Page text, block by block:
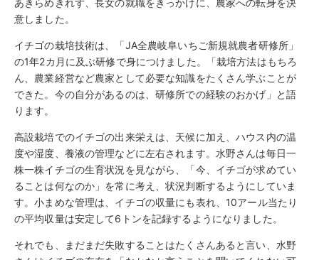
意しました。
イチゴの栽培技術は、「JA全農岐阜いちご新規就農者研修所」
の1年2カ月に及ぶ研修で身につけました。「栽培方法はもちろ
ん、農業経営など農家として必要な知識をたくさん学ぶことが
できた。今の自分があるのは、研修所での経験のおかげ」と語
ります。
高設栽培でのイチゴの出来栄えは、天候に加え、ハウス内の温
度や湿度、養液の管理などに左右されます。水野さんは毎日一
株一株イチゴの生育状況を見ながら、「今、イチゴが求めてい
ることは何なのか」を常に考え、状況判断するようにしていま
す。小まめな管理は、イチゴの収量にも表れ、10アール当たり
の平均収量は安定して6トンを記録するようになりました。
それでも、まだまだ失敗することはたくさんあると言い、水野